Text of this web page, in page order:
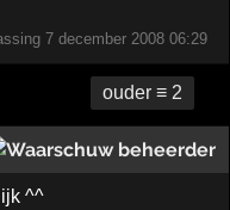
7 december 2008 06:29
ouder ≡ 2
^^